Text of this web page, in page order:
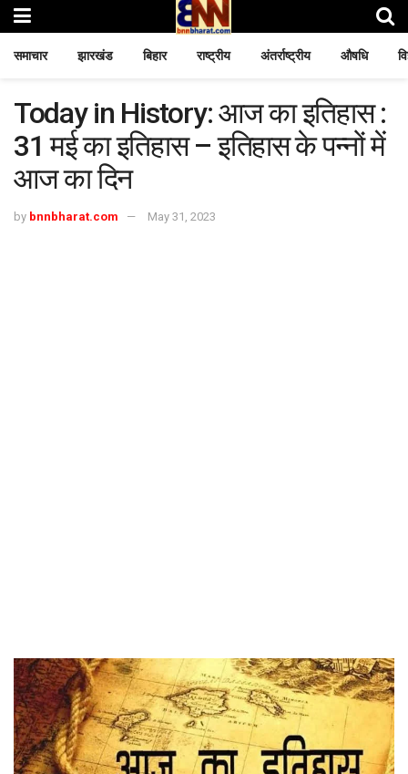
समाचार झारखंड बिहार राष्ट्रीय अंतर्राष्ट्रीय औषधि
Today in History: आज का इतिहास :
31 मई का इतिहास – इतिहास के पन्नों में
आज का दिन
by bnnbharat.com May 31, 2023